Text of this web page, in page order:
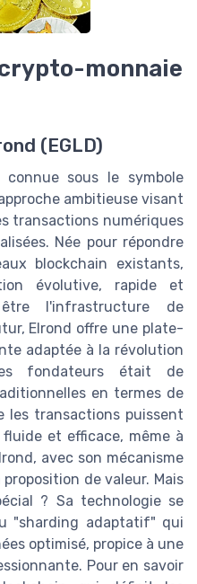
monnaie
(EGLD)
connue sous le symbole
ambitieuse visant
transactions numériques
Née pour répondre
blockchain existants,
évolutive, rapide et
l'infrastructure de
Elrond offre une plate-
adaptée à la révolution
fondateurs était de
en termes de
les transactions puissent
et efficace, même à
avec son mécanisme
de valeur. Mais
? Sa technologie se
"sharding adaptatif" qui
optimisé, propice à une
Pour en savoir